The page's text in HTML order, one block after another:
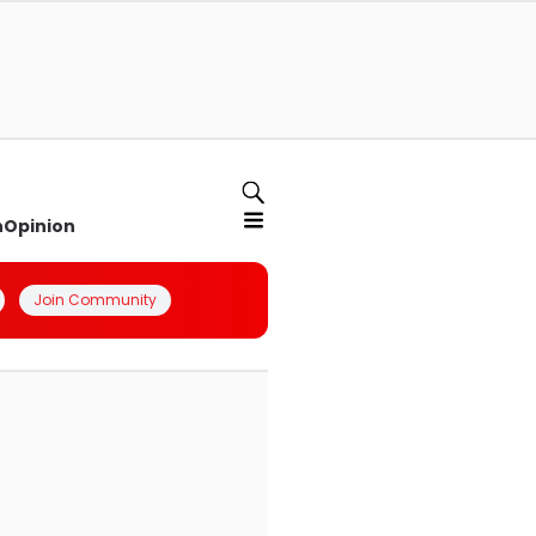
Opinion
Join Community